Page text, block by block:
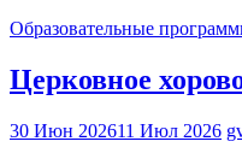
Образовательные
Церковное
30 Июн 202611 Июл 2026